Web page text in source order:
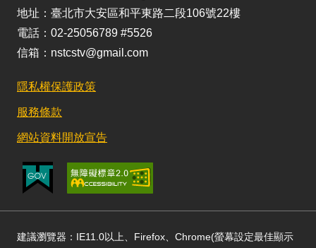
地址：臺北市大安區和平東路二段106號22樓
電話：02-25056789 #5526
信箱：nstcstv@gmail.com
隱私權保護政策
服務條款
網站資料開放宣告
建議瀏覽器：IE11.0以上、Firefox、Chrome(螢幕設定最佳顯示